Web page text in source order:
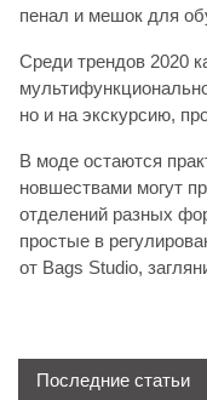
пенал и мешок для
Среди трендов 2020
но и на экскурсию,
В моде остаются
новшествами могут
отделений разных
простые в
от Bags Studio,
Последние статьи